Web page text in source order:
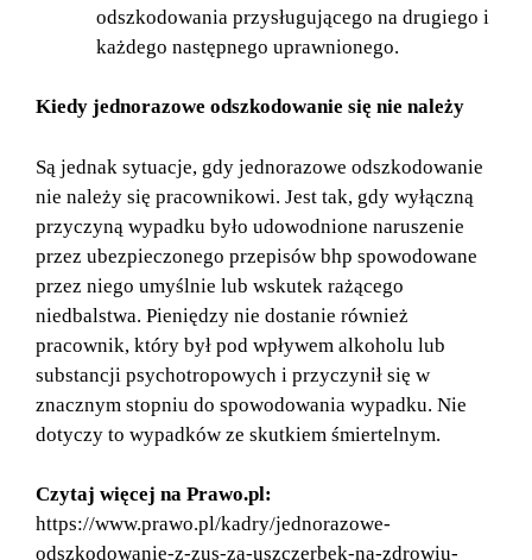
odszkodowania przysługującego na drugiego i
każdego następnego uprawnionego.
Kiedy jednorazowe odszkodowanie się nie należy
Są jednak sytuacje, gdy jednorazowe odszkodowanie
nie należy się pracownikowi. Jest tak, gdy wyłączną
przyczyną wypadku było udowodnione naruszenie
przez ubezpieczonego przepisów bhp spowodowane
przez niego umyślnie lub wskutek rażącego
niedbalstwa. Pieniędzy nie dostanie również
pracownik, który był pod wpływem alkoholu lub
substancji psychotropowych i przyczynił się w
znacznym stopniu do spowodowania wypadku. Nie
dotyczy to wypadków ze skutkiem śmiertelnym.
Czytaj więcej na Prawo.pl:
https://www.prawo.pl/kadry/jednorazowe-
odszkodowanie-z-zus-za-uszczerbek-na-zdrowiu-